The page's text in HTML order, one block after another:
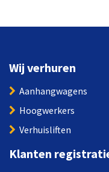
Wij verhuren
Aanhangwagens
Hoogwerkers
Verhuisliften
Klanten